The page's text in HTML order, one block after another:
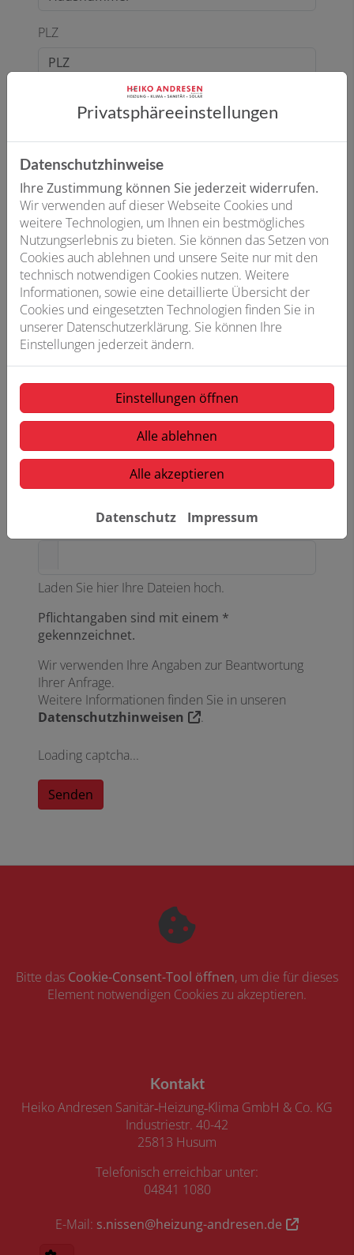
PLZ
E-Mail*
Telefon
Betreff
Nachricht
Datei anhängen
Laden Sie hier Ihre Dateien hoch.
Pflichtangaben sind mit einem *
gekennzeichnet.
Wir verwenden Ihre Angaben zur Beantwortung
Ihrer Anfrage.
Weitere Informationen finden Sie in unseren
Datenschutzhinweisen
.
Loading captcha...
Senden
Bitte das Cookie-Consent-Tool öffnen, um die für dieses
Element notwendigen Cookies zu akzeptieren.
Footer - Kontaktdaten und Öffnungszeiten
Kontakt
Heiko Andresen Sanitär‑Heizung‑Klima GmbH & Co. KG
Industriestr. 40-42
25813 Husum
Telefonisch erreichbar unter:
04841 1080
E-Mail: s.nissen@heizung-andresen.de
Privatsphäre­einstellungen
Datenschutzhinweise
Ihre Zustimmung können Sie jederzeit widerrufen.
Wir verwenden auf dieser Webseite Cookies und
weitere Technologien, um Ihnen ein bestmögliches
Nutzungserlebnis zu bieten. Sie können das Setzen von
Cookies auch ablehnen und unsere Seite nur mit den
technisch notwendigen Cookies nutzen. Weitere
Informationen, sowie eine detaillierte Übersicht der
Cookies und eingesetzten Technologien finden Sie in
unserer Datenschutzerklärung. Sie können Ihre
Einstellungen jederzeit ändern.
Einstellungen öffnen
Alle ablehnen
Alle akzeptieren
Datenschutz Impressum